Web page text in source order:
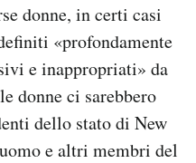
donne, in certi casi
«profondamente
e inappropriati» da
donne ci sarebbero
dello stato di New
e altri membri del